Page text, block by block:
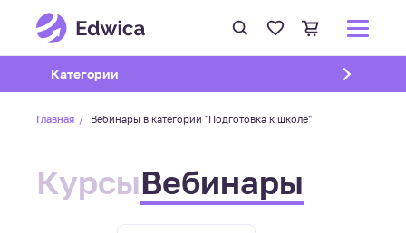
Открыть подменю
Категории
Главная Вебинары в категории "Подготовка к школе"
КурсыВебинары